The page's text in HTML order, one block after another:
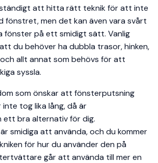
att hitta rätt teknik för att inte
fönstret, men det kan även vara svårt
fönster på ett smidigt sätt. Vanlig
du behöver ha dubbla trasor, hinken,
allt annat som behövs för att
syssla.
som önskar att fönsterputsning
inte tog lika lång, då är
bra alternativ för dig.
smidiga att använda, och du kommer
för hur du använder den på
går att använda till mer en